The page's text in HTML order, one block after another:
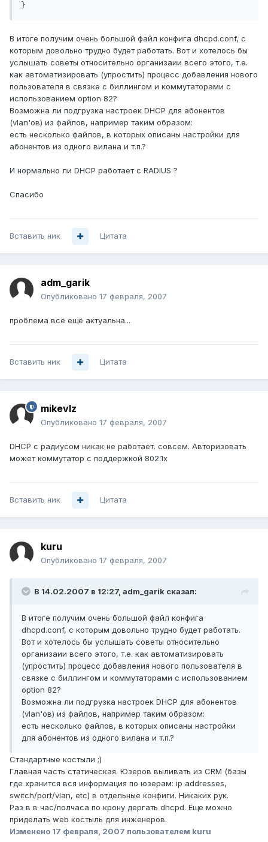
}
В итоге получим очень большой файл конфига dhcpd.conf, с
которым довольно трудно будет работать. Вот и хотелось бы
услышать советы относительно организаии всего этого, т.е.
как автоматизировать (упростить) процесс добавления нового
пользователя в связке с биллингом и коммутаторами c
использованием option 82?
Возможна ли подгрузка настроек DHCP для абонентов
(vlan'ов) из файлов, например таким образом:
есть несколько файлов, в которых описаны настройки для
абонентов из одного вилана и т.п.?
И нормально ли DHCP работает с RADIUS ?
Спасибо
Вставить ник Цитата
adm_garik
Опубликовано 17 февраля, 2007
проблема всё ещё актуальна...
Вставить ник Цитата
mikevlz
Опубликовано 17 февраля, 2007
DHCP с радиусом никак не работает. совсем. Авторизовать
может коммутатор с поддержкой 802.1х
Вставить ник Цитата
kuru
Опубликовано 17 февраля, 2007
В 14.02.2007 в 12:27, adm_garik сказал:
В итоге получим очень большой файл конфига
dhcpd.conf, с которым довольно трудно будет работать.
Вот и хотелось бы услышать советы относительно
организаии всего этого, т.е. как автоматизировать
(упростить) процесс добавления нового пользователя в
связке с биллингом и коммутаторами c использованием
option 82?
Возможна ли подгрузка настроек DHCP для абонентов
(vlan'ов) из файлов, например таким образом:
есть несколько файлов, в которых описаны настройки
для абонентов из одного вилана и т.п.?
Стандартные костыли ;)
Главная часть статическая. Юзеров выливать из CRM (базы
где хранится вся информация по юзерам: ip addresses,
switch/port/vlan, etc) в отдельные конфиги. Никаких рук.
Раз в в час/полчаса по крону дергать dhcpd. Еще можно
приделать web костыль для инженеров.
Изменено 17 февраля, 2007 пользователем kuru